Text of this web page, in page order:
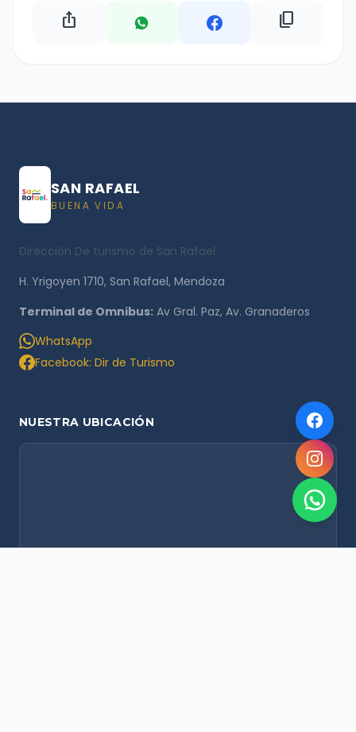
ios_share content_copy
SAN RAFAEL
BUENA VIDA
Dirección De turismo de San Rafael
H. Yrigoyen 1710, San Rafael, Mendoza
Terminal de Omnibus: Av Gral. Paz, Av. Granaderos
WhatsApp
Facebook: Dir de Turismo
NUESTRA UBICACIÓN